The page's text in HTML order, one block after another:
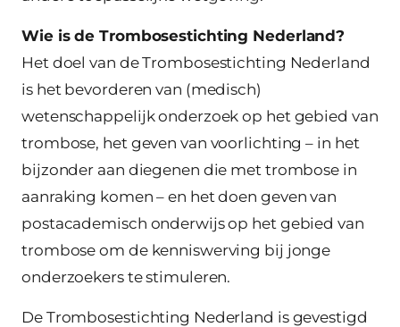
Wie is de Trombosestichting Nederland?
Het doel van de Trombosestichting Nederland
is het bevorderen van (medisch)
wetenschappelijk onderzoek op het gebied van
trombose, het geven van voorlichting – in het
bijzonder aan diegenen die met trombose in
aanraking komen – en het doen geven van
postacademisch onderwijs op het gebied van
trombose om de kenniswerving bij jonge
onderzoekers te stimuleren.
De Trombosestichting Nederland is gevestigd